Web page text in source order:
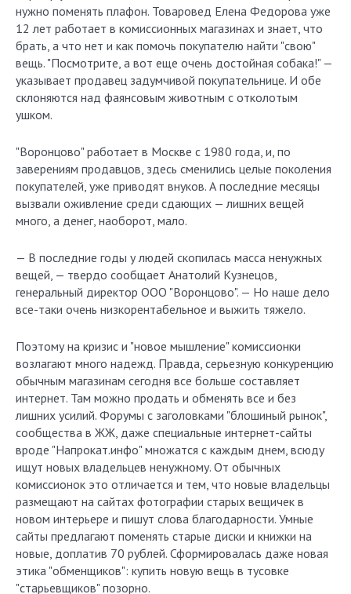
нужно поменять плафон. Товаровед Елена Федорова уже
12 лет работает в комиссионных магазинах и знает, что
брать, а что нет и как помочь покупателю найти "свою"
вещь. "Посмотрите, а вот еще очень достойная собака!" —
указывает продавец задумчивой покупательнице. И обе
склоняются над фаянсовым животным с отколотым
ушком.
"Воронцово" работает в Москве с 1980 года, и, по
заверениям продавцов, здесь сменились целые поколения
покупателей, уже приводят внуков. А последние месяцы
вызвали оживление среди сдающих — лишних вещей
много, а денег, наоборот, мало.
— В последние годы у людей скопилась масса ненужных
вещей, — твердо сообщает Анатолий Кузнецов,
генеральный директор ООО "Воронцово". — Но наше дело
все-таки очень низкорентабельное и выжить тяжело.
Поэтому на кризис и "новое мышление" комиссионки
возлагают много надежд. Правда, серьезную конкуренцию
обычным магазинам сегодня все больше составляет
интернет. Там можно продать и обменять все и без
лишних усилий. Форумы с заголовками "блошиный рынок",
сообщества в ЖЖ, даже специальные интернет-сайты
вроде "Напрокат.инфо" множатся с каждым днем, всюду
ищут новых владельцев ненужному. От обычных
комиссионок это отличается и тем, что новые владельцы
размещают на сайтах фотографии старых вещичек в
новом интерьере и пишут слова благодарности. Умные
сайты предлагают поменять старые диски и книжки на
новые, доплатив 70 рублей. Сформировалась даже новая
этика "обменщиков": купить новую вещь в тусовке
"старьевщиков" позорно.